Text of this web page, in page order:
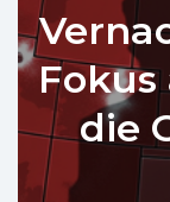
die